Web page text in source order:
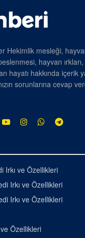
Hekimlik mesleği,
hayvan
hayatı hakkında içerik
sorunlarına cevap
Irkı ve Özellikleri
Irkı ve Özellikleri
Irkı ve Özellikleri
Özellikleri